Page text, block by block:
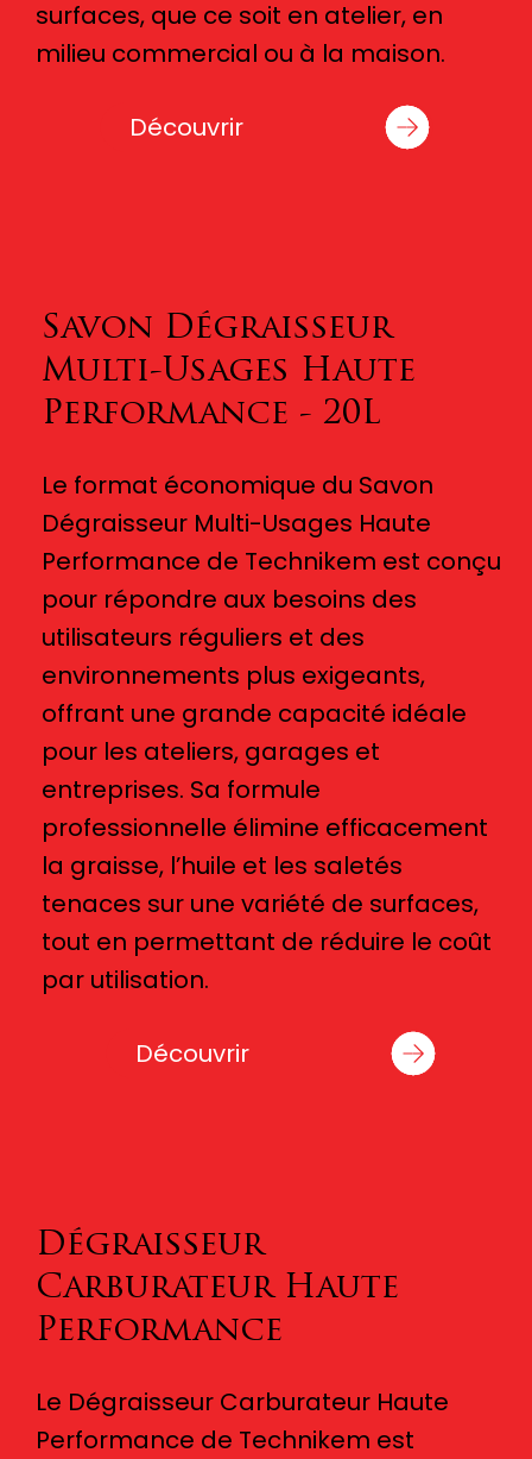
surfaces, que ce soit en atelier, en
milieu commercial ou à la maison.
Découvrir
Savon Dégraisseur
Multi-Usages Haute
Performance - 20L
Le format économique du Savon
Dégraisseur Multi-Usages Haute
Performance de Technikem est conçu
pour répondre aux besoins des
utilisateurs réguliers et des
environnements plus exigeants,
offrant une grande capacité idéale
pour les ateliers, garages et
entreprises. Sa formule
professionnelle élimine efficacement
la graisse, l’huile et les saletés
tenaces sur une variété de surfaces,
tout en permettant de réduire le coût
par utilisation.
Découvrir
Dégraisseur
Carburateur Haute
Performance
Le Dégraisseur Carburateur Haute
Performance de Technikem est